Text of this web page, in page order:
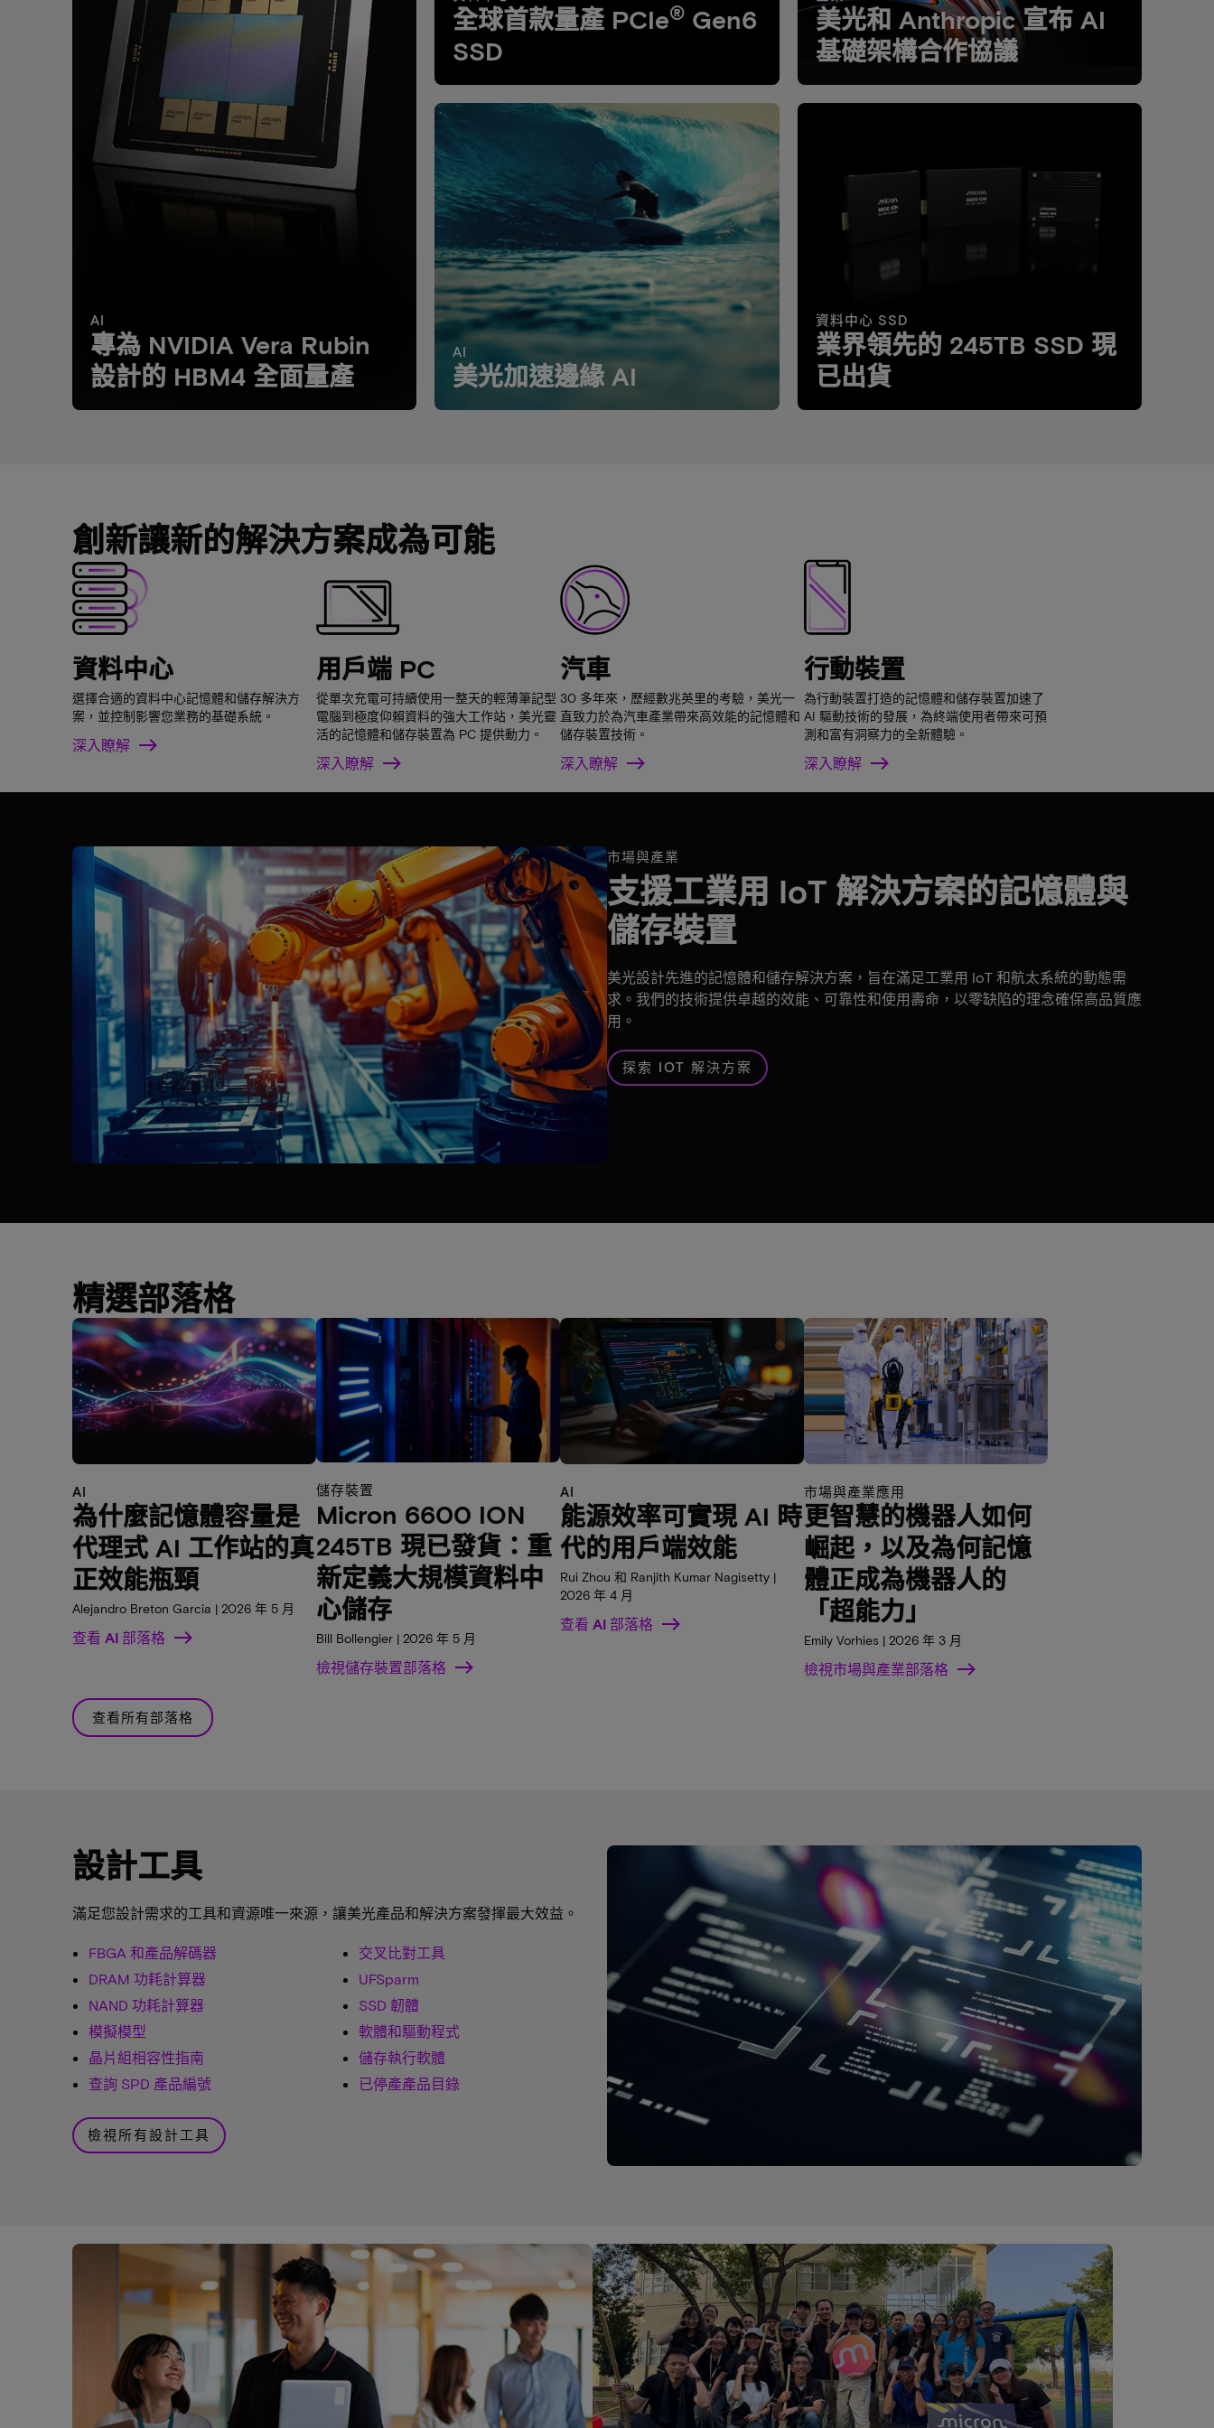
AI
專為 NVIDIA Vera Rubin
設計的 HBM4 全面量產
全球首款量產 PCIe® Gen6
SSD
美光和 Anthropic 宣布 AI
基礎架構合作協議
AI
美光加速邊緣 AI
資料中心 SSD
業界領先的 245TB SSD 現
已出貨
創新讓新的解決方案成為可能
資料中心
選擇合適的資料中心記憶體和儲存解決方
案，並控制影響您業務的基礎系統。
深入瞭解
用戶端 PC
從單次充電可持續使用一整天的輕薄筆記型
電腦到極度仰賴資料的強大工作站，美光靈
活的記憶體和儲存裝置為 PC 提供動力。
深入瞭解
汽車
30 多年來，歷經數兆英里的考驗，美光一
直致力於為汽車產業帶來高效能的記憶體和
儲存裝置技術。
深入瞭解
行動裝置
為行動裝置打造的記憶體和儲存裝置加速了
AI 驅動技術的發展，為終端使用者帶來可預
測和富有洞察力的全新體驗。
深入瞭解
市場與產業
支援工業用 IoT 解決方案的記憶體與
儲存裝置
美光設計先進的記憶體和儲存解決方案，旨在滿足工業用 IoT 和航太系統的動態需
求。我們的技術提供卓越的效能、可靠性和使用壽命，以零缺陷的理念確保高品質應
用。
探索 IOT 解決方案
精選部落格
AI
為什麼記憶體容量是
代理式 AI 工作站的真
正效能瓶頸
Alejandro Breton Garcia | 2026 年 5 月
查看 AI 部落格
儲存裝置
Micron 6600 ION
245TB 現已發貨：重
新定義大規模資料中
心儲存
Bill Bollengier | 2026 年 5 月
檢視儲存裝置部落格
AI
能源效率可實現 AI 時
代的用戶端效能
Rui Zhou 和 Ranjith Kumar Nagisetty |
2026 年 4 月
查看 AI 部落格
市場與產業應用
更智慧的機器人如何
崛起，以及為何記憶
體正成為機器人的
「超能力」
Emily Vorhies | 2026 年 3 月
檢視市場與產業部落格
查看所有部落格
設計工具
滿足您設計需求的工具和資源唯一來源，讓美光產品和解決方案發揮最大效益。
FBGA 和產品解碼器
DRAM 功耗計算器
NAND 功耗計算器
模擬模型
晶片組相容性指南
查詢 SPD 產品編號
交叉比對工具
UFSparm
SSD 韌體
軟體和驅動程式
儲存執行軟體
已停產產品目錄
檢視所有設計工具